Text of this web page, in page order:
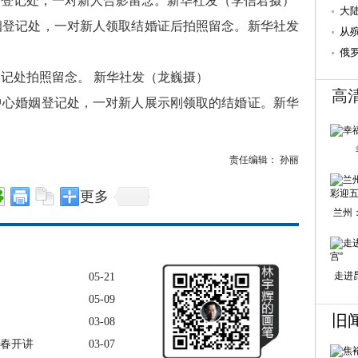
记处，一对新人领取结婚证后拍照留念。新华社发
处拍照留念。 新华社发（龙巍摄）
婚姻登记处，一对新人展示刚领取的结婚证。新华
责任编辑： 孙丽
更多
05-21
05-09
03-08
03-07
开讲
交
大
当
从
论
俄
高
兰州
走进
旧